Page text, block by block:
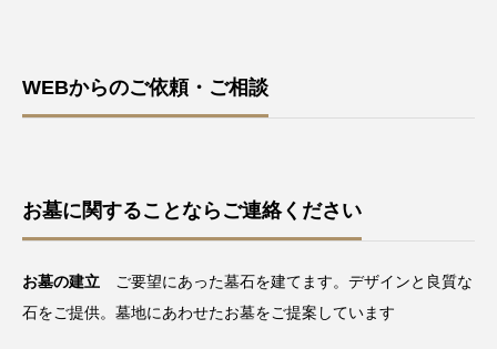
WEBからのご依頼・ご相談
お墓に関することならご連絡ください
お墓の建立 ご要望にあった墓石を建てます。デザインと良質な
石をご提供。墓地にあわせたお墓をご提案しています